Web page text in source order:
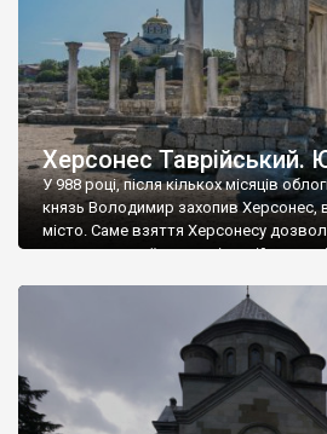
Херсонес
У 988 році, після кількох місяців
князь Володимир захопив Херсонес,
місто. Саме взяття Херсонесу
диктувати свої умови візантійському
Херсонесі Володимир-язичник, став
А потім було Хрещення Русі. На